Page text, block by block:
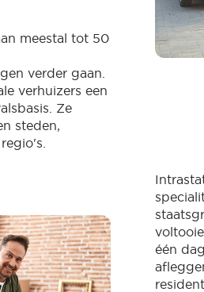
meestal tot 50
verder gaan.
verhuizers een
Ze
steden,
één